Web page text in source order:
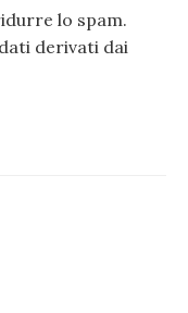
lo spam.
derivati dai